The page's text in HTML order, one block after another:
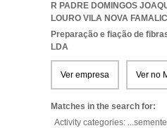
R PADRE DOMINGOS
LOURO VILA NOVA
Preparação e fiação de
LDA
Ver empresa Ver no
Matches in the search for:
Activity categories: ...